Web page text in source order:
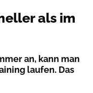
als im
an, kann man
laufen. Das